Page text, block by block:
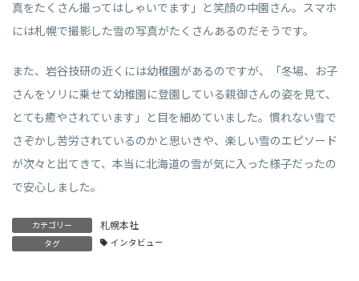
真をたくさん撮ってはしゃいでます」と笑顔の中園さん。スマホ
には札幌で撮影した雪の写真がたくさんあるのだそうです。
また、岩谷技研の近くには幼稚園があるのですが、「冬場、お子
さんをソリに乗せて幼稚園に登園している親御さんの姿を見て、
とても癒やされています」と目を細めていました。慣れない雪で
さぞかし苦労されているのかと思いきや、楽しい雪のエピソード
が次々と出てきて、本当に北海道の雪が気に入った様子だったの
で安心しました。
カテゴリー 札幌本社
タグ インタビュー